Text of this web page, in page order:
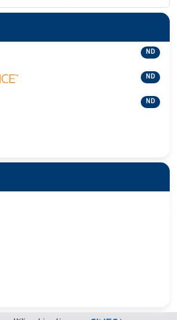
ND
ND
ND